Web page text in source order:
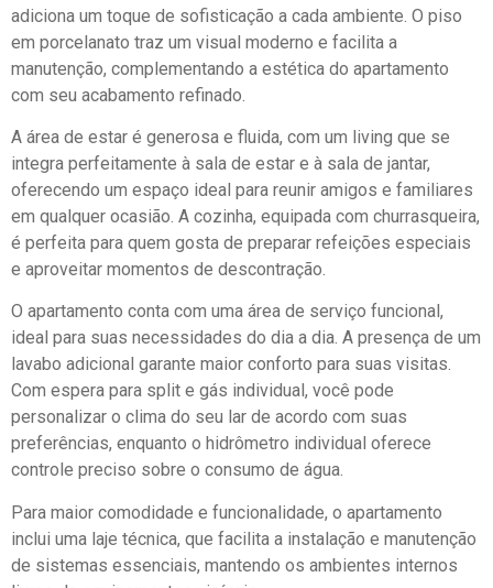
adiciona um toque de sofisticação a cada ambiente. O piso
em porcelanato traz um visual moderno e facilita a
manutenção, complementando a estética do apartamento
com seu acabamento refinado.
A área de estar é generosa e fluida, com um living que se
integra perfeitamente à sala de estar e à sala de jantar,
oferecendo um espaço ideal para reunir amigos e familiares
em qualquer ocasião. A cozinha, equipada com churrasqueira,
é perfeita para quem gosta de preparar refeições especiais
e aproveitar momentos de descontração.
O apartamento conta com uma área de serviço funcional,
ideal para suas necessidades do dia a dia. A presença de um
lavabo adicional garante maior conforto para suas visitas.
Com espera para split e gás individual, você pode
personalizar o clima do seu lar de acordo com suas
preferências, enquanto o hidrômetro individual oferece
controle preciso sobre o consumo de água.
Para maior comodidade e funcionalidade, o apartamento
inclui uma laje técnica, que facilita a instalação e manutenção
de sistemas essenciais, mantendo os ambientes internos